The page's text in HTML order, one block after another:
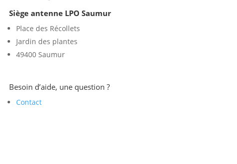
Siège antenne LPO Saumur
Place des Récollets
Jardin des plantes
49400 Saumur
Besoin d’aide, une question ?
Contact